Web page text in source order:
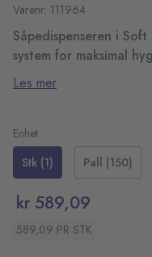
Varenr: 111964
Såpedispenseren i
system for maksimal
Denne dispenseren har
naturlig tilskudd til
siktvinduet gjør det
vite når det er
enkelt konverteres til en
noen klusser med den
Nøyaktig dosering
Stort siktvindu gjør
Valgfri lås for
Holdbar
Les mer
Enhet
Stk (1)
Pall (150)
kr 589,09
589,09 PR STK